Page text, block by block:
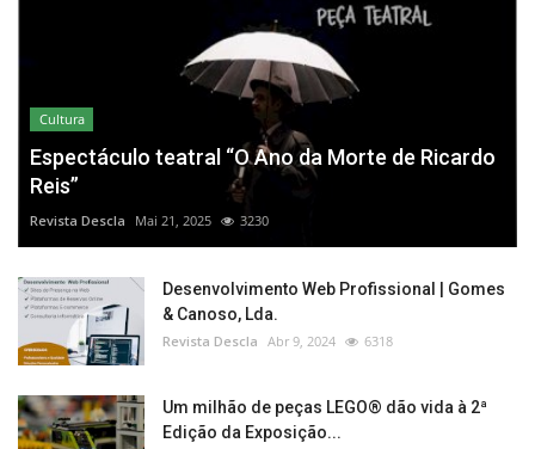
Cultura
Espectáculo teatral “O Ano da Morte de Ricardo
Reis”
Revista Descla Mai 21, 2025 3230
Desenvolvimento Web Profissional | Gomes
& Canoso, Lda.
Revista Descla Abr 9, 2024 6318
Um milhão de peças LEGO® dão vida à 2ª
Edição da Exposição...